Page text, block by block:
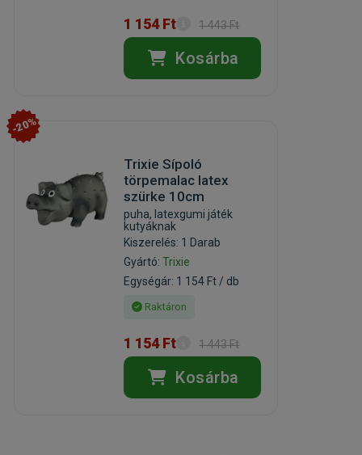
1 154 Ft 1 443 Ft
Kosárba
-20%
Trixie Sípoló
törpemalac latex
szürke 10cm
puha, latexgumi játék
kutyáknak
Kiszerelés: 1 Darab
Gyártó:Trixie
Egységár: 1 154 Ft / db
Raktáron
1 154 Ft 1 443 Ft
Kosárba